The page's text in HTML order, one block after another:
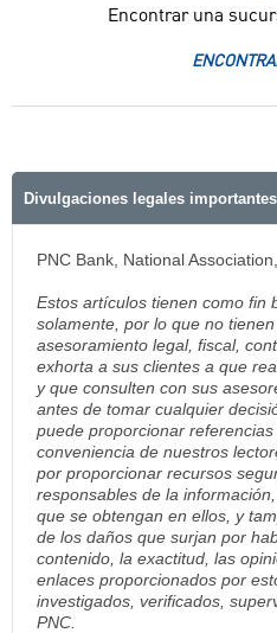
Encontrar una
Divulgaciones legales
PNC Bank, National Association,
Estos artículos tienen como fin
solamente, por lo que no
asesoramiento legal, fiscal,
exhorta a sus clientes a que
y que consulten con sus
antes de tomar cualquier
puede proporcionar
conveniencia de nuestros
por proporcionar recursos
responsables de la
que se obtengan en ellos, y
de los daños que surjan por
contenido, la exactitud, las
enlaces proporcionados por
investigados, verificados,
PNC.